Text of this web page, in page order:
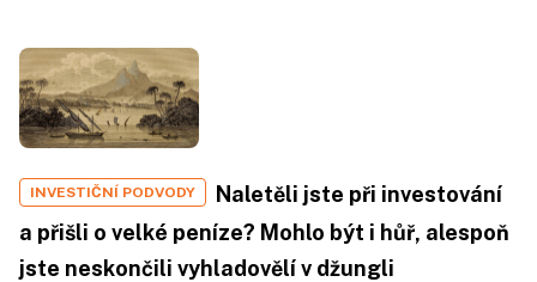
INVESTIČNÍ PODVODY
Naletěli jste při investování
a přišli o velké peníze? Mohlo být i hůř, alespoň
jste neskončili vyhladovělí v džungli